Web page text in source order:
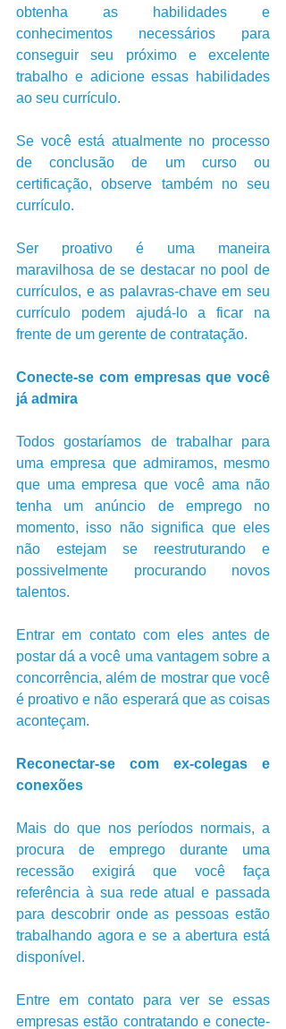
obtenha as habilidades e
conhecimentos necessários para
conseguir seu próximo e excelente
trabalho e adicione essas habilidades
ao seu currículo.
Se você está atualmente no processo
de conclusão de um curso ou
certificação, observe também no seu
currículo.
Ser proativo é uma maneira
maravilhosa de se destacar no pool de
currículos, e as palavras-chave em seu
currículo podem ajudá-lo a ficar na
frente de um gerente de contratação.
Conecte-se com empresas que você
já admira
Todos gostaríamos de trabalhar para
uma empresa que admiramos, mesmo
que uma empresa que você ama não
tenha um anúncio de emprego no
momento, isso não significa que eles
não estejam se reestruturando e
possivelmente procurando novos
talentos.
Entrar em contato com eles antes de
postar dá a você uma vantagem sobre a
concorrência, além de mostrar que você
é proativo e não esperará que as coisas
aconteçam.
Reconectar-se com ex-colegas e
conexões
Mais do que nos períodos normais, a
procura de emprego durante uma
recessão exigirá que você faça
referência à sua rede atual e passada
para descobrir onde as pessoas estão
trabalhando agora e se a abertura está
disponível.
Entre em contato para ver se essas
empresas estão contratando e conecte-